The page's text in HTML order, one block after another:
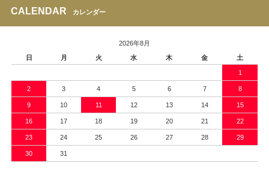
CALENDAR カレンダー
2026年8月
日
月 火 水 木 金 土
1
2 3 4 5 6 7 8
9 10 11 12 13 14 15
16 17 18 19 20 21 22
23 24 25 26 27 28 29
30 31